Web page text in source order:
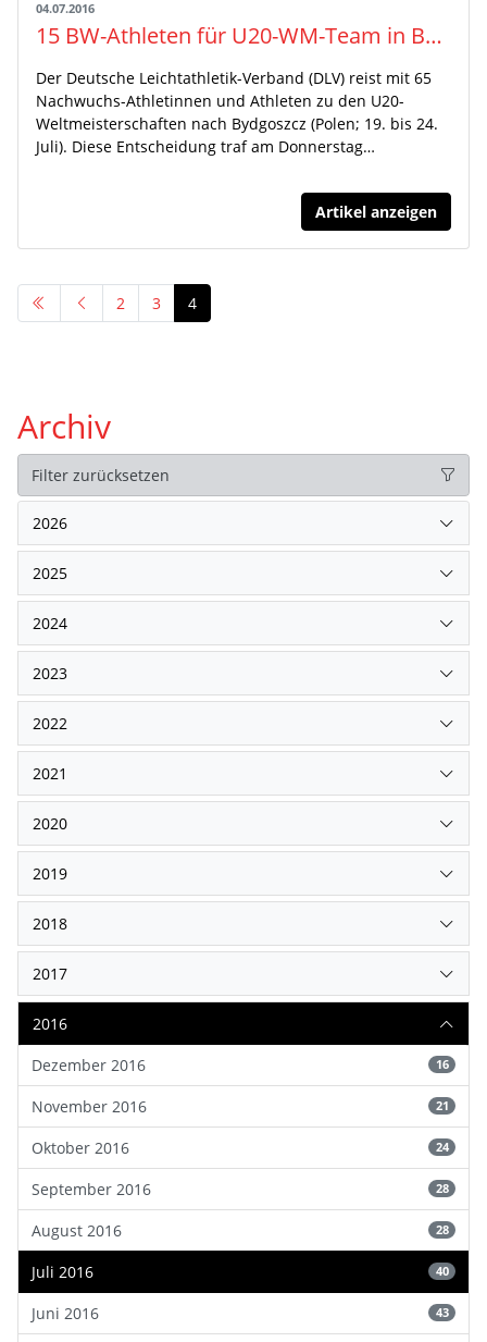
04.07.2016
15 BW-Athleten für U20-WM-Team in Bydgoszcz nominiert
Der Deutsche Leichtathletik-Verband (DLV) reist mit 65
Nachwuchs-Athletinnen und Athleten zu den U20-
Weltmeisterschaften nach Bydgoszcz (Polen; 19. bis 24.
Juli). Diese Entscheidung traf am Donnerstag…
Artikel anzeigen
2 3 4
Archiv
Filter zurücksetzen
2026
2025
2024
2023
2022
2021
2020
2019
2018
2017
2016
Dezember 2016
16
November 2016 21
Oktober 2016 24
September 2016 28
August 2016 28
Juli 2016 40
Juni 2016 43